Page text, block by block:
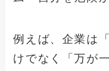
例えば、企業は
けでなく「万が